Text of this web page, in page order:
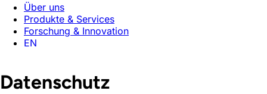
Über uns
Produkte & Services
Forschung & Innovation
EN
Datenschutz